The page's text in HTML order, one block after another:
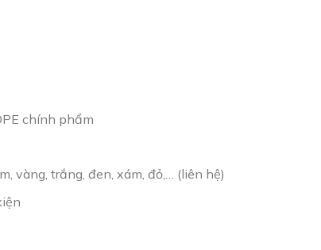
chính phẩm
vàng, trắng, đen, xám, đỏ,… (liên hệ)